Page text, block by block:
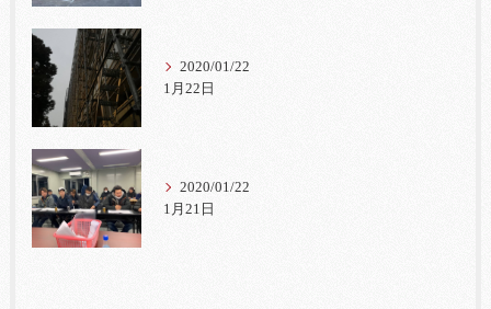
2020/01/22
1月22日
2020/01/22
1月21日